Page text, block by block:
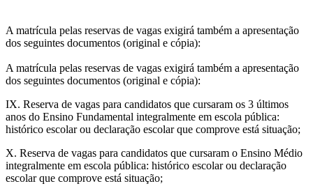
A matrícula pelas reservas de vagas exigirá também a apresentação
dos seguintes documentos (original e cópia):
A matrícula pelas reservas de vagas exigirá também a apresentação
dos seguintes documentos (original e cópia):
IX. Reserva de vagas para candidatos que cursaram os 3 últimos
anos do Ensino Fundamental integralmente em escola pública:
histórico escolar ou declaração escolar que comprove está situação;
X. Reserva de vagas para candidatos que cursaram o Ensino Médio
integralmente em escola pública: histórico escolar ou declaração
escolar que comprove está situação;